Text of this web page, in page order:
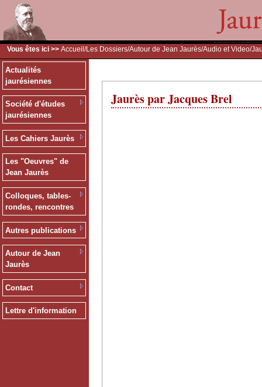
Vous êtes ici >> Accueil /Les Dossiers/Autour de Jean Jaurès/Audio et Video/
Actualités
jaurésiennes
Société d'études
jaurésiennes
Les Cahiers Jaurès
Les "Oeuvres" de
Jean Jaurès
Colloques, tables-
rondes, rencontres
Autres publications
Autour de Jean
Jaurès
Contact
Lettre d'information
Jaurès par Jacques Brel